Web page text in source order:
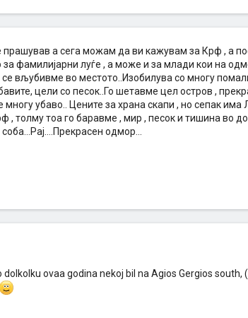
а сега можам да ви кажувам за Крф , а
фамилијарни луѓе , а може и за млади кои на
се вљубивме во местото..Изобилува со многу
цели со песок..Го шетавме цел остров ,
убаво.. Цените за храна скапи , но сепак има
, толму тоа го баравме , мир , песок и тишина во
одмор...
dolkolku ovaa godina nekoj bil na Agios Gergios